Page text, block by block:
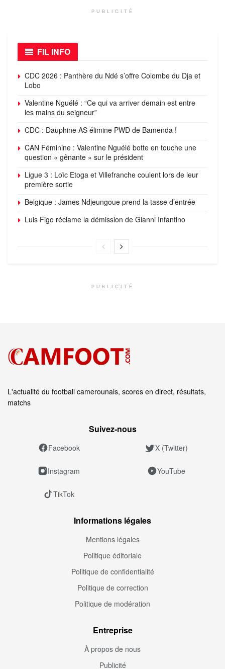
PUBLICITÉ
FIL INFO
CDC 2026 : Panthère du Ndé s’offre Colombe du Dja et
Lobo
Valentine Nguélé : “Ce qui va arriver demain est entre
les mains du seigneur”
CDC : Dauphine AS élimine PWD de Bamenda !
CAN Féminine : Valentine Nguélé botte en touche une
question « gênante » sur le président
Ligue 3 : Loïc Etoga et Villefranche coulent lors de leur
première sortie
Belgique : James Ndjeungoue prend la tasse d’entrée
Luis Figo réclame la démission de Gianni Infantino
PUBLICITÉ
L'actualité du football camerounais, scores en direct, résultats,
matchs
Suivez‑nous
Facebook X (Twitter)
Instagram YouTube
TikTok
Informations légales
Mentions légales
Politique éditoriale
Politique de confidentialité
Politique de correction
Politique de modération
Entreprise
À propos de nous
Publicité